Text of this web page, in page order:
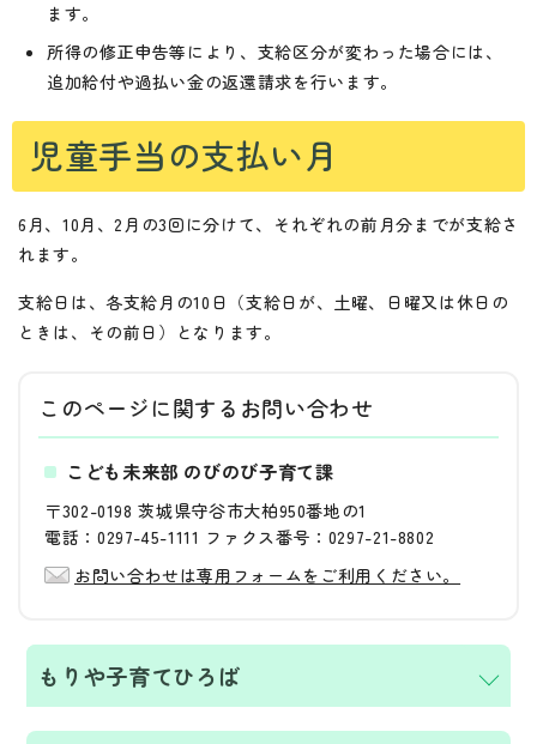
ます。
所得の修正申告等により、支給区分が変わった場合には、
追加給付や過払い金の返還請求を行います。
児童手当の支払い月
6月、10月、2月の3回に分けて、それぞれの前月分までが支給さ
れます。
支給日は、各支給月の10日（支給日が、土曜、日曜又は休日の
ときは、その前日）となります。
このページに関する お問い合わせ
こども未来部 のびのび子育て課
〒302-0198 茨城県守谷市大柏950番地の1
電話：0297-45-1111 ファクス番号：0297-21-8802
お問い合わせは専用フォームをご利用ください。
もりや子育てひろば